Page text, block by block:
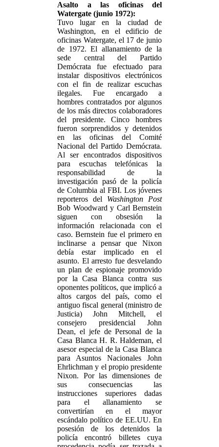
Asalto a las oficinas del
Watergate (junio 1972):
Tuvo lugar en la ciudad de
Washington, en el edificio de
oficinas Watergate, el 17 de junio
de 1972. El allanamiento de la
sede central del Partido
Demócrata fue efectuado para
instalar dispositivos electrónicos
con el fin de realizar escuchas
ilegales. Fue encargado a
hombres contratados por algunos
de los más directos colaboradores
del presidente. Cinco hombres
fueron sorprendidos y detenidos
en las oficinas del Comité
Nacional del Partido Demócrata.
Al ser encontrados dispositivos
para escuchas telefónicas la
responsabilidad de la
investigación pasó de la policía
de Columbia al FBI. Los jóvenes
reporteros del Washington Post
Bob Woodward y Carl Bernstein
siguen con obsesión la
información relacionada con el
caso. Bernstein fue el primero en
inclinarse a pensar que Nixon
debía estar implicado en el
asunto. El arresto fue desvelando
un plan de espionaje promovido
por la Casa Blanca contra sus
oponentes políticos, que implicó a
altos cargos del país, como el
antiguo fiscal general (ministro de
Justicia) John Mitchell, el
consejero presidencial John
Dean, el jefe de Personal de la
Casa Blanca H. R. Haldeman, el
asesor especial de la Casa Blanca
para Asuntos Nacionales John
Ehrlichman y el propio presidente
Nixon. Por las dimensiones de
sus consecuencias las
instrucciones superiores dadas
para el allanamiento se
convertirían en el mayor
escándalo político de EE.UU. En
posesión de los detenidos la
policía encontró billetes cuya